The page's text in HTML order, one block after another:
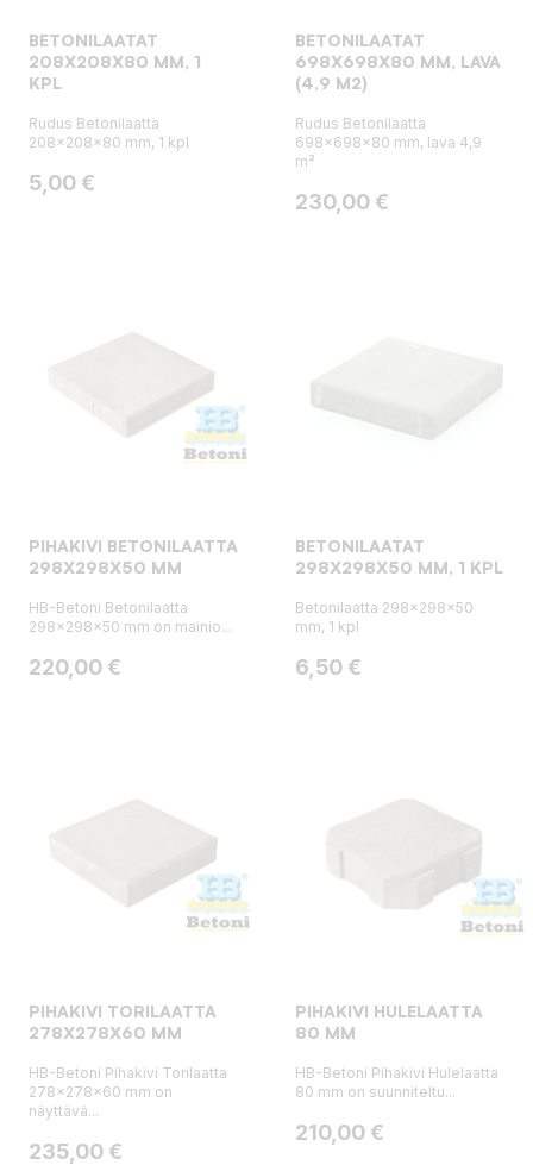
BETONILAATAT
208X208X80 MM, 1
KPL
Rudus Betonilaatta
208x208x80 mm, 1 kpl
Hinta
5,00 €
BETONILAATAT
698X698X80 MM, LAVA
(4,9 M2)
Rudus Betonilaatta
698x698x80 mm, lava 4,9
m²
Hinta
230,00 €
PIHAKIVI BETONILAATTA
298X298X50 MM
HB-Betoni Betonilaatta
298x298x50 mm on mainio...
Hinta
220,00 €
BETONILAATAT
298X298X50 MM, 1 KPL
Betonilaatta 298x298x50
mm, 1 kpl
Hinta
6,50 €
PIHAKIVI TORILAATTA
278X278X60 MM
HB-Betoni Pihakivi Torilaatta
278x278x60 mm on
näyttävä...
Hinta
235,00 €
PIHAKIVI HULELAATTA
80 MM
HB-Betoni Pihakivi Hulelaatta
80 mm on suunniteltu...
Hinta
210,00 €